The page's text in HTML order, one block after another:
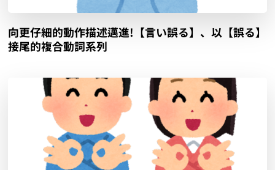
向更仔細的動作描述邁進!【言い誤る】、以【誤る】
接尾的複合動詞系列